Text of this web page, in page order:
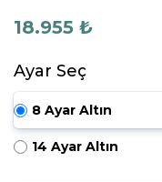
18.955 ₺
Ayar Seç
8 Ayar Altın
14 Ayar Altın